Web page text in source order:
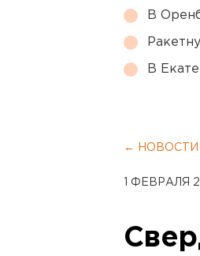
В
В
← НОВОСТИ
1 ФЕВРАЛЯ